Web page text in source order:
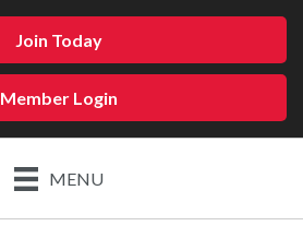
Join Today
Member Login
MENU